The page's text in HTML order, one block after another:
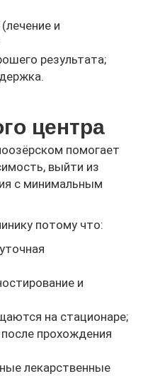
и
результата;
центра
помогает
выйти из
с минимальным
потому что:
и
на стационаре;
прохождения
лекарственные